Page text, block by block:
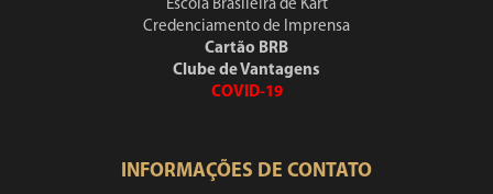
Escola Brasileira de Kart
Credenciamento de Imprensa
Cartão BRB
Clube de Vantagens
COVID-19
INFORMAÇÕES DE CONTATO